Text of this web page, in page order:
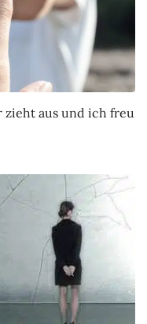
zieht aus und ich freu